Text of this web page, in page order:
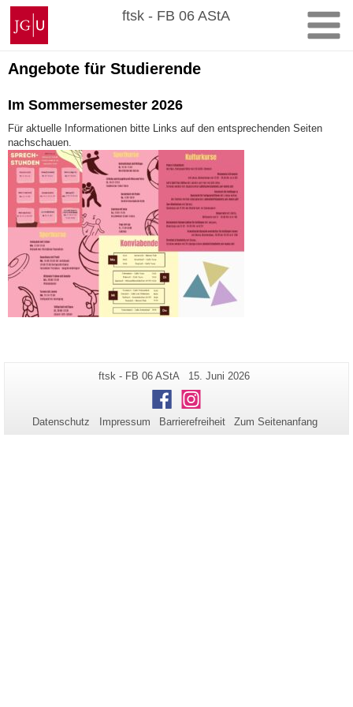
Zum
Inhalt
springen
Johannes
Gutenberg-
Universität
Mainz
ftsk - FB 06 AStA
Angebote für Studierende
Im Sommersemester 2026
Für aktuelle Informationen bitte Links auf den entsprechenden Seiten
nachschauen.
Zusätzliche
Informationen
zu
dieser
Seiten-
ftsk - FB 06 AStA
Letzte
Aktualisierung:
15. Juni 2026
FacebookInstagram
Datenschutz Impressum Barrierefreiheit Zum Seitenanfang